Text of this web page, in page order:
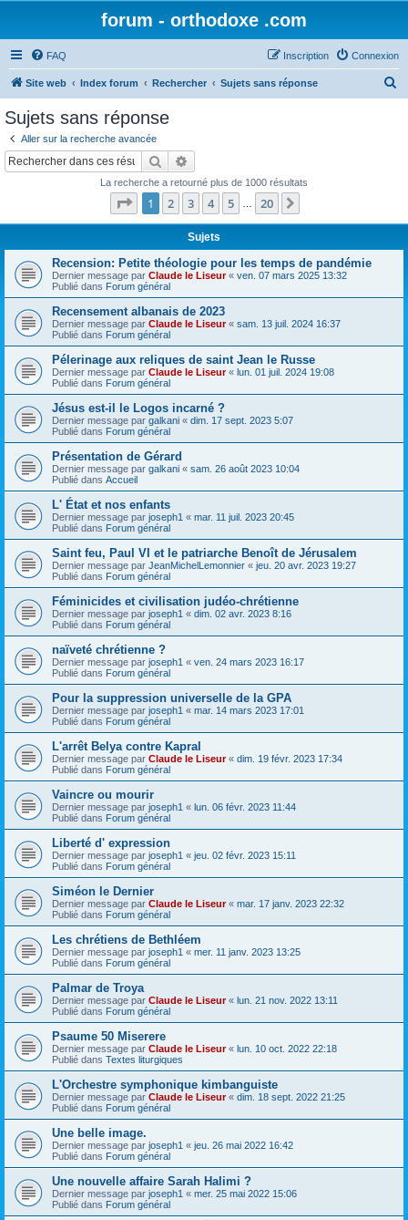
forum - orthodoxe .com
FAQ Connexion
Inscription
Site web Index forum Rechercher Sujets sans réponse
Sujets sans réponse
Aller sur la recherche avancée
Rechercher
La recherche a retourné plus de 1000 résultats
Page 1sur20
1 2 3 4 5 20
Sujets
Recension: Petite théologie pour les temps de pandémie
Dernier message par Claude le Liseur« ven. 07 mars 2025 13:32
Publié dans Forum général
Recensement albanais de 2023
Dernier message par Claude le Liseur« sam. 13 juil. 2024 16:37
Publié dans Forum général
Pélerinage aux reliques de saint Jean le Russe
Dernier message par Claude le Liseur« lun. 01 juil. 2024 19:08
Publié dans Forum général
Jésus est-il le Logos incarné ?
Dernier message par galkani « dim. 17 sept. 2023 5:07
Publié dans Forum général
Présentation de Gérard
Dernier message par galkani « sam. 26 août 2023 10:04
Publié dans Accueil
L' État et nos enfants
Dernier message par joseph1 « mar. 11 juil. 2023 20:45
Publié dans Forum général
Saint feu, Paul VI et le patriarche Benoît de Jérusalem
Dernier message par JeanMichelLemonnier « jeu. 20 avr. 2023 19:27
Publié dans Forum général
Féminicides et civilisation judéo-chrétienne
Dernier message par joseph1 « dim. 02 avr. 2023 8:16
Publié dans Forum général
naïveté chrétienne ?
Dernier message par joseph1 « ven. 24 mars 2023 16:17
Publié dans Forum général
Pour la suppression universelle de la GPA
Dernier message par joseph1 « mar. 14 mars 2023 17:01
Publié dans Forum général
L'arrêt Belya contre Kapral
Dernier message par Claude le Liseur« dim. 19 févr. 2023 17:34
Publié dans Forum général
Vaincre ou mourir
Dernier message par joseph1 « lun. 06 févr. 2023 11:44
Publié dans Forum général
Liberté d' expression
Dernier message par joseph1 « jeu. 02 févr. 2023 15:11
Publié dans Forum général
Siméon le Dernier
Dernier message par Claude le Liseur« mar. 17 janv. 2023 22:32
Publié dans Forum général
Les chrétiens de Bethléem
Dernier message par joseph1 « mer. 11 janv. 2023 13:25
Publié dans Forum général
Palmar de Troya
Dernier message par Claude le Liseur« lun. 21 nov. 2022 13:11
Publié dans Forum général
Psaume 50 Miserere
Dernier message par Claude le Liseur« lun. 10 oct. 2022 22:18
Publié dans Textes liturgiques
L'Orchestre symphonique kimbanguiste
Dernier message par Claude le Liseur« dim. 18 sept. 2022 21:25
Publié dans Forum général
Une belle image.
Dernier message par joseph1 « jeu. 26 mai 2022 16:42
Publié dans Forum général
Une nouvelle affaire Sarah Halimi ?
Dernier message par joseph1 « mer. 25 mai 2022 15:06
Publié dans Forum général